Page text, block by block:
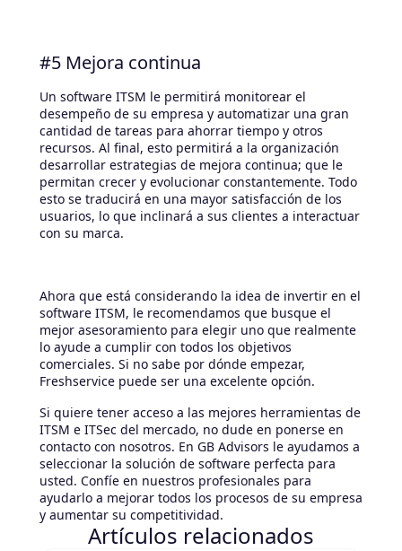
#5 Mejora continua
Un software ITSM le permitirá monitorear el
desempeño de su empresa y automatizar una gran
cantidad de tareas para ahorrar tiempo y otros
recursos. Al final, esto permitirá a la organización
desarrollar estrategias de mejora continua; que le
permitan crecer y evolucionar constantemente. Todo
esto se traducirá en una mayor satisfacción de los
usuarios, lo que inclinará a sus clientes a interactuar
con su marca.
Ahora que está considerando la idea de invertir en el
software ITSM, le recomendamos que busque el
mejor asesoramiento para elegir uno que realmente
lo ayude a cumplir con todos los objetivos
comerciales. Si no sabe por dónde empezar,
Freshservice puede ser una excelente opción.
Si quiere tener acceso a las mejores herramientas de
ITSM e ITSec del mercado, no dude en ponerse en
contacto con nosotros. En GB Advisors le ayudamos a
seleccionar la solución de software perfecta para
usted. Confíe en nuestros profesionales para
ayudarlo a mejorar todos los procesos de su empresa
y aumentar su competitividad.
Artículos relacionados